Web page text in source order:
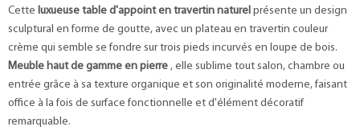
Cette luxueuse table d'appoint en travertin naturel présente un design
sculptural en forme de goutte, avec un plateau en travertin couleur
crème qui semble se fondre sur trois pieds incurvés en loupe de bois.
Meuble haut de gamme en pierre , elle sublime tout salon, chambre ou
entrée grâce à sa texture organique et son originalité moderne, faisant
office à la fois de surface fonctionnelle et d'élément décoratif
remarquable.